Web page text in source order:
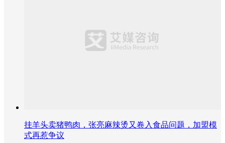
挂羊头卖猪鸭肉，张亮麻辣烫又卷入食品问题，加盟模
式再惹争议